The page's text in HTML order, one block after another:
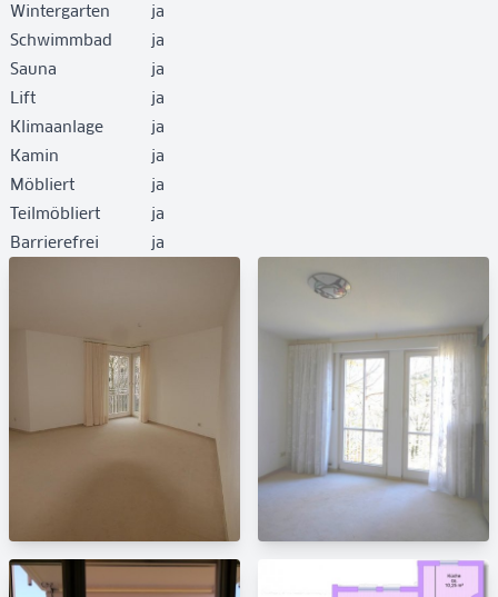
Wintergarten
ja
Schwimmbad
ja
Sauna
ja
Lift
ja
Klimaanlage
ja
Kamin
ja
Möbliert
ja
Teilmöbliert
ja
Barrierefrei
ja